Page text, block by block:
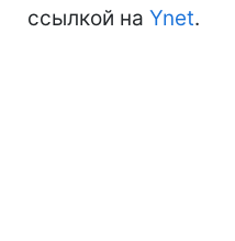
ссылкой на Ynet.